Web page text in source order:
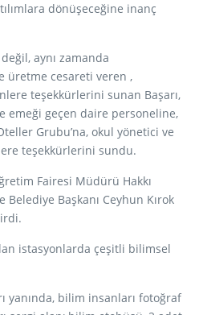
dönüşeceğine inanç
aynı zamanda
üretme cesareti veren ,
teşekkürlerini sunan Başarı,
emeği geçen daire personeline,
Grubu’na, okul yönetici ve
teşekkürlerini sundu.
Fairesi Müdürü Hakkı
Belediye Başkanı Ceyhun Kırok
istasyonlarda çeşitli bilimsel
yanında, bilim insanları fotoğraf